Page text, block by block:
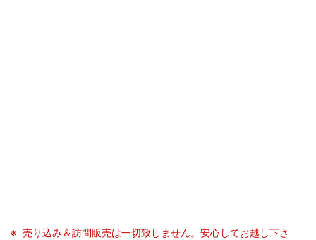
売り込み＆訪問販売は一切致しません。安心してお越し下さ